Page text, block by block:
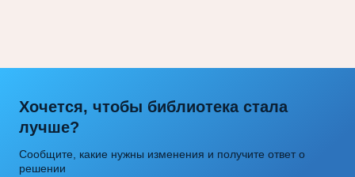
Хочется, чтобы библиотека стала
лучше?
Сообщите, какие нужны изменения и получите ответ о
решении